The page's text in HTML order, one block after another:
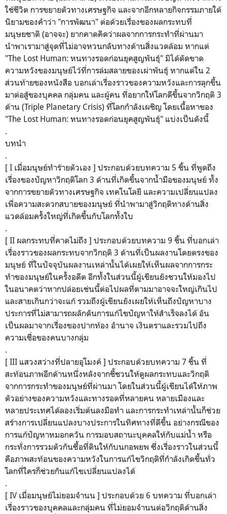
ใช้ชีวิต การขยายตัวทางเศรษฐกิจ และจากอีกหลายกิจกรรมภายใต้
นิยามของคำว่า "การพัฒนา" ต่อด้วยเรื่องของผลกระทบที่
มนุษยชาติ (อาจจะ) ยากคาดคิดว่าผลจากการกระทำที่ผ่านมา
นำพาเรามาสู่จุดที่ไม่อาจหวนกลับทางด้านสิ่งแวดล้อม หากแต่
"The Lost Human: หนทางรอดก่อนยุคสูญพันธุ์" มิได้ตัดขาด
ความหวังของมนุษย์ไว้ที่การล่มสลายของเผ่าพันธุ์ หากแต่ใน 2
ส่วนท้ายของหนังสือ บอกเล่าเรื่องราวของความหวังและการลุกขึ้น
มาต่อสู้ของบุคคล กลุ่มคน และผู้คน ที่อยากให้โลกดีขึ้นจากวิกฤติ 3
ด้าน (Triple Planetary Crisis) ที่โลกกำลังเผชิญ โดยเนื้อหาของ
"The Lost Human: หนทางรอดก่อนยุคสูญพันธุ์" แบ่งเป็นดังนี้
.
บทนำ
.
[ I เมื่อมนุษย์ทำร้ายตัวเอง ] ประกอบด้วยบทความ 5 ชิ้น ที่พูดถึง
เรื่องของปัญหาวิกฤติโลก 3 ด้านที่เกิดขึ้นจากน้ำมือของมนุษย์ ทั้ง
จากการขยายตัวทางเศรษฐกิจ เทคโนโลยี และความเปลี่ยนแปลง
เพื่อความสะดวกสบายของมนุษย์ ที่นำพามาสู่วิกฤติทางด้านสิ่ง
แวดล้อมครั้งใหญ่ที่เกิดขึ้นกับโลกทั้งใบ
.
[ II ผลกระทบที่คาดไม่ถึง ] ประกอบด้วยบทความ 9 ชิ้น ที่บอกเล่า
เรื่องราวของผลกระทบจากวิกฤติ 3 ด้านที่เป็นผลงานโดยตรงของ
มนุษย์ ที่ในปัจจุบันผลงานเหล่านั้นได้เผยให้เห็นผลจากการกระ
ทำของมนุษย์ในครั้งอดีต อีกทั้งในส่วนนี้ผู้เขียนยังชวนให้มองไป
ในอนาคตว่าหากปล่อยเช่นนี้ต่อไปผลที่ตามมาอาจจะใหญ่เกินไป
และสายเกินกว่าจะแก้ รวมถึงผู้เขียนยังเผยให้เห็นถึงปัญหาบาง
ประการที่ไม่สามารถผลักดันการแก้ไขปัญหาให้สำเร็จลงได้ อัน
เป็นผลมาจากเรื่องของปากท้อง อำนาจ เงินตราและรวมไปถึง
ความเชื่อของคนบางกลุ่ม
.
[ III แสวงสว่างที่ปลายอุโมงค์ ] ประกอบด้วยบทความ 7 ชิ้น ที่
สะท้อนภาพอีกด้านหนึ่งหลังจากชี้ชวนให้ดูผลกระทบและวิกฤติ
จากการกระทำของมนุษย์ที่ผ่านมา โดยในส่วนนี้ผู้เขียนได้ให้ภาพ
ตัวอย่างของความหวังและทางรอดที่หลายคน หลายเมืองและ
หลายประเทศได้ลองเริ่มต้นลงมือทำ และการกระทำเหล่านั้นก็ช่วย
สร้างการเปลี่ยนแปลงบางประการในทิศทางที่ดีขึ้น อย่างกรณีของ
การแก้ปัญหาหมอกควัน การมอบสถานะบุคคลให้กับแม่น้ำ หรือ
กระทั่งการรวมตัวกันซื้อที่ดินให้กับนกอพยพ ซึ่งเรื่องราวในส่วนนี้
คือภาพสะท้อนของความหวังในการแก้ไขวิกฤติที่กำลังเกิดขึ้นทั่ว
โลกที่ใครก็ช่วยกันแก้ไขเปลี่ยนแปลงได้
.
[ IV เมื่อมนุษย์ไม่ยอมจำนน ] ประกอบด้วย 6 บทความ ที่บอกเล่า
เรื่องราวของบุคคลและกลุ่มคน ที่ไม่ยอมจำนนต่อวิกฤติด้านสิ่ง